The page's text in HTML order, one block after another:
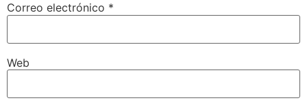
Correo electrónico *
Web